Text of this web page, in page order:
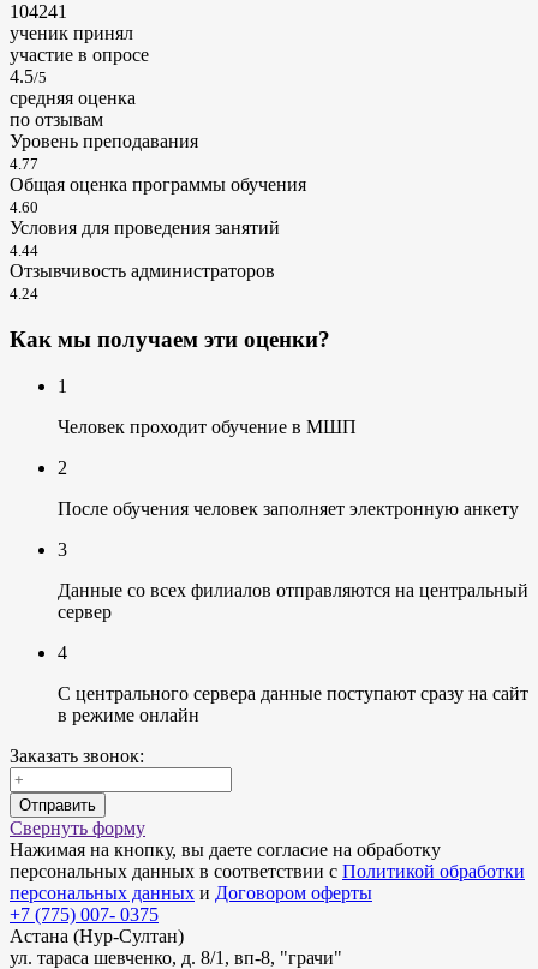
104241
ученик принял
участие в опросе
4.5/5
cредняя оценка
по отзывам
Уровень преподавания
4.77
Общая оценка программы обучения
4.60
Условия для проведения занятий
4.44
Отзывчивость администраторов
4.24
Как мы получаем эти оценки?
1
Человек проходит обучение в МШП
2
После обучения человек заполняет электронную анкету
3
Данные со всех филиалов отправляются на центральный
сервер
4
С центрального сервера данные поступают сразу на сайт
в режиме онлайн
Заказать звонок:
Отправить
Свернуть форму
Нажимая на кнопку, вы даете согласие на обработку
персональных данных в соответствии с Политикой обработки
персональных данных и Договором оферты
+7 (775) 007- 0375
Астана (Нур-Султан)
ул. тараса шевченко, д. 8/1, вп-8, "грачи"